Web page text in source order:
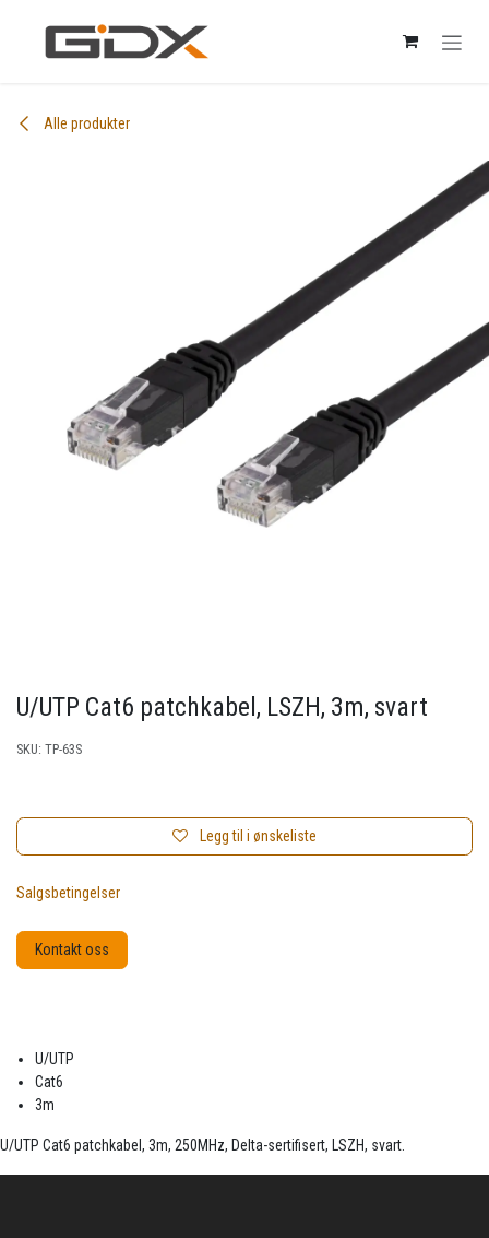
Alle produkter
U/UTP Cat6 patchkabel, LSZH, 3m, svart
SKU: TP-63S
Legg til i ønskeliste
Salgsbetingelser
Kontakt oss
U/UTP
Cat6
3m
U/UTP Cat6 patchkabel, 3m, 250MHz, Delta-sertifisert, LSZH, svart.